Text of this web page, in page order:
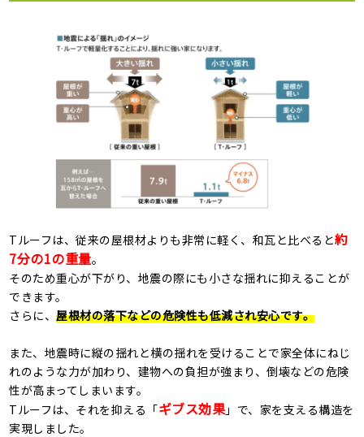
Tルーフは、従来の屋根材よりも非常に軽く、和瓦と比べると約
7分の1の重量。
そのため重心が下がり、地震の際にも小さな揺れに抑えることが
できます。
さらに、屋根材の落下などの危険性も低減され安心です。
また、地震時に縦の揺れと横の揺れを受けることで家全体にねじ
れのような力が加わり、建物への負担が強まり、倒壊などの危険
性が高まってしまいます。
Tルーフは、それを抑える「ギブス効果」で、家を支える構造を
実現しました。